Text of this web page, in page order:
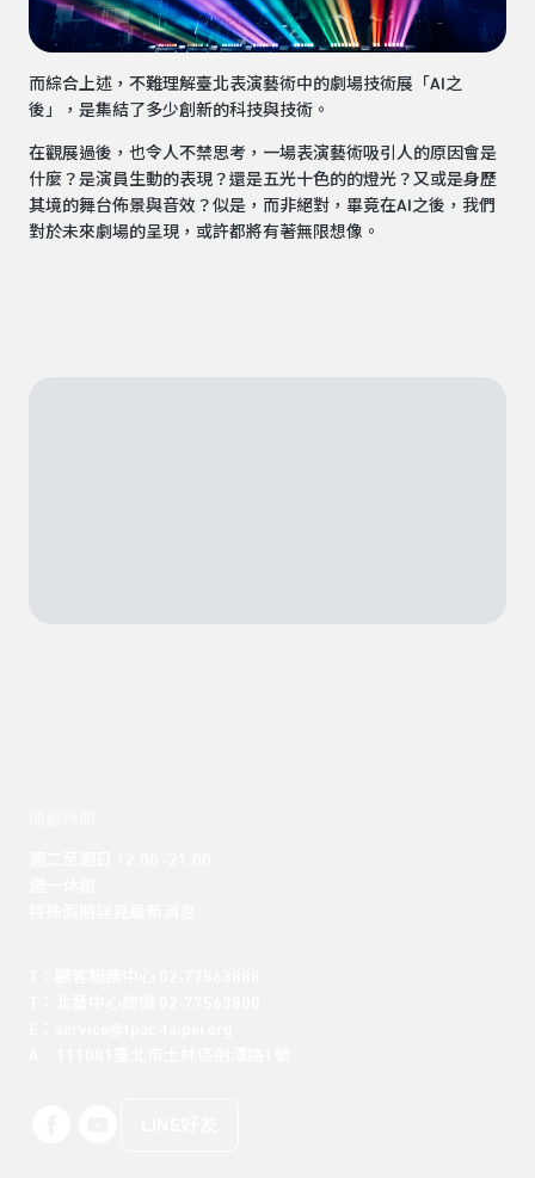
而綜合上述，不難理解臺北表演藝術中的劇場技術展「AI之
後」，是集結了多少創新的科技與技術。
在觀展過後，也令人不禁思考，一場表演藝術吸引人的原因會是
什麼？是演員生動的表現？還是五光十色的的燈光？又或是身歷
其境的舞台佈景與音效？似是，而非絕對，畢竟在AI之後，我們
對於未來劇場的呈現，或許都將有著無限想像。